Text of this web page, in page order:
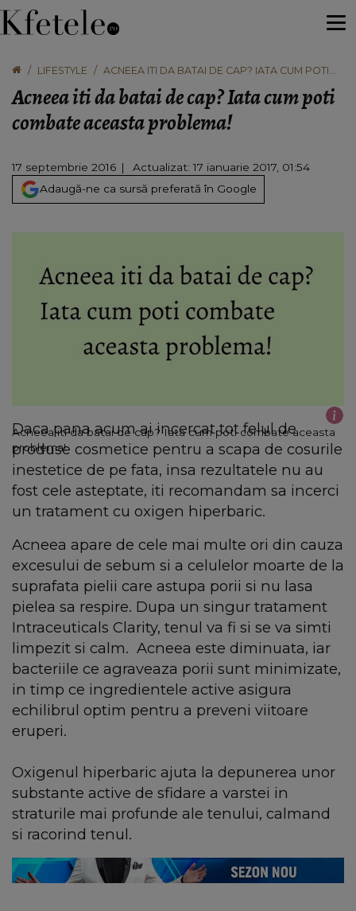
LIFESTYLE
ACNEEA ITI DA BATAI DE CAP? IATA CUM POTI
Acneea iti da batai de cap? Iata cum poti
combate aceasta problema!
17 septembrie 2016
Actualizat: 17 ianuarie 2017, 01:54
Adaugă-ne ca sursă preferată în Google
Acneea iti da batai de cap? Iata cum poti combate aceasta
problema!
Daca pana acum ai incercat tot felul de
produse cosmetice pentru a scapa de cosurile
inestetice de pe fata, insa rezultatele nu au
fost cele asteptate, iti recomandam sa incerci
un tratament cu oxigen hiperbaric.
Acneea apare de cele mai multe ori din cauza
excesului de sebum si a celulelor moarte de la
suprafata pielii care astupa porii si nu lasa
pielea sa respire. Dupa un singur tratament
Intraceuticals Clarity, tenul va fi si se va simti
limpezit si calm. Acneea este diminuata, iar
bacteriile ce agraveaza porii sunt minimizate,
in timp ce ingredientele active asigura
echilibrul optim pentru a preveni viitoare
eruperi.
Oxigenul hiperbaric ajuta la depunerea unor
substante active de sfidare a varstei in
straturile mai profunde ale tenului, calmand
si racorind tenul.